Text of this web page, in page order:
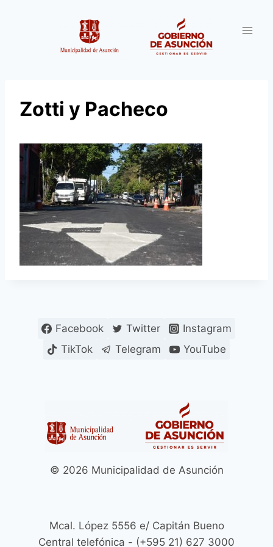
Zotti y Pacheco
Facebook Twitter
Instagram
TikTok
Telegram YouTube
© 2026 Municipalidad de Asunción
Mcal. López 5556 e/ Capitán Bueno
Central telefónica - (+595 21) 627 3000